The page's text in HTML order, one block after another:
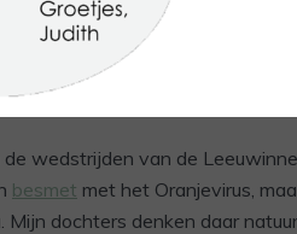
volgende keer meenemen als
lukt het dan om op de
wedstrijden van de
besmet met het Oranjevirus,
dochters denken daar